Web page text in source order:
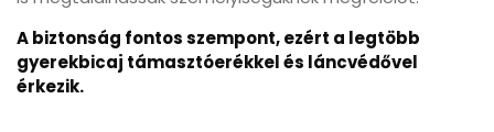
A biztonság fontos szempont, ezért a legtöbb
gyerekbicaj támasztóerékkel és láncvédővel
érkezik.